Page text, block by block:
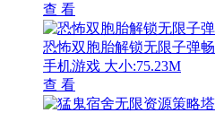
查 看
恐怖双胞胎解锁无限子弹
手机游戏 大小:75.23M
查 看